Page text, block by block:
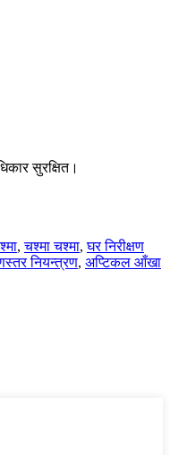
सुरक्षित।
,चश्मा चश्मा,घर निरीक्षण
नियन्त्रण, अप्टिकल आँखा